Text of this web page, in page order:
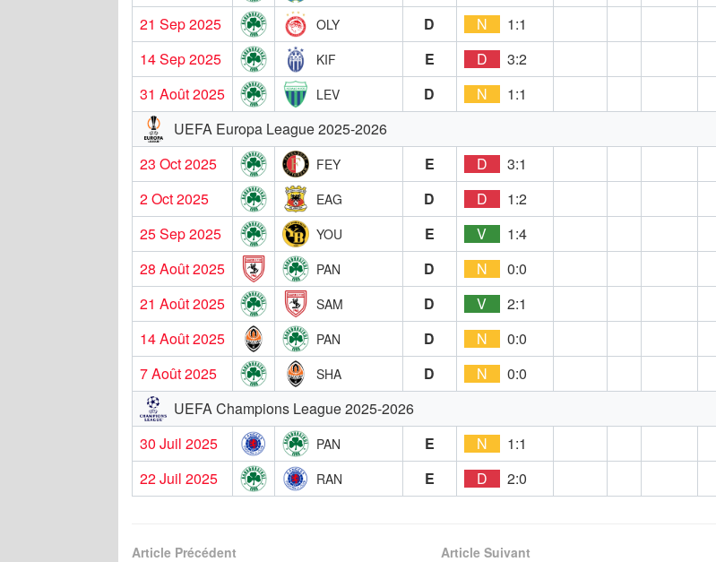
21 Sep 2025
OLY D N
1:1
14 Sep 2025
KIF E D
3:2
31 Août 2025
LEV D N
1:1
UEFA Europa League 2025-2026
23 Oct 2025
FEY E D
3:1
2 Oct 2025
EAG D D
1:2
25 Sep 2025
YOU E V
1:4
28 Août 2025
PAN D N
0:0
21 Août 2025
SAM D V
2:1
14 Août 2025
PAN D N
0:0
7 Août 2025
SHA D N
0:0
UEFA Champions League 2025-2026
30 Juil 2025
PAN E N
1:1
22 Juil 2025
RAN E D 2:0
Article Précédent Article Suivant